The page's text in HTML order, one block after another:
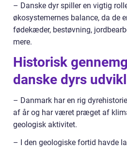
– Danske dyr spiller en vigtig
økosystemernes balance, da de
fødekæder, bestøvning,
mere.
Historisk
danske dyrs
– Danmark har en rig
af år og har været præget af
geologisk aktivitet.
– I den geologiske fortid havde